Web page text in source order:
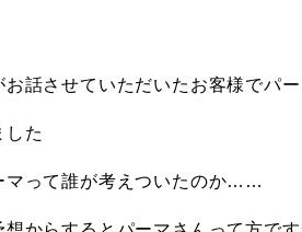
お話させていただいたお客様でパ
した
マって誰が考えついたのか……